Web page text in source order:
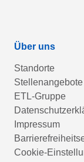
Über uns
Standorte
Stellenangebote
ETL-Gruppe
Impressum
Cookie-